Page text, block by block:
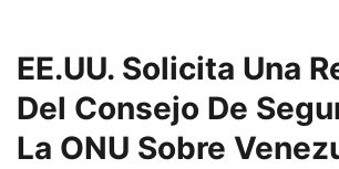
EE.UU. Solicita Una
Del Consejo De
La ONU Sobre